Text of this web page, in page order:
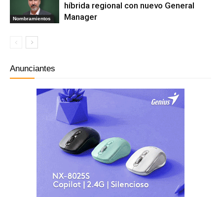
Nombramientos
híbrida regional con nuevo General
Manager
Anunciantes